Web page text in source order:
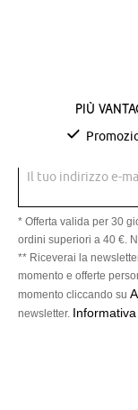
Più
Il tuo indirizzo e-
* Offerta valida per 30
ordini superiori a 40 €.
** Riceverai la
momento e offerte
momento cliccando su
newsletter.